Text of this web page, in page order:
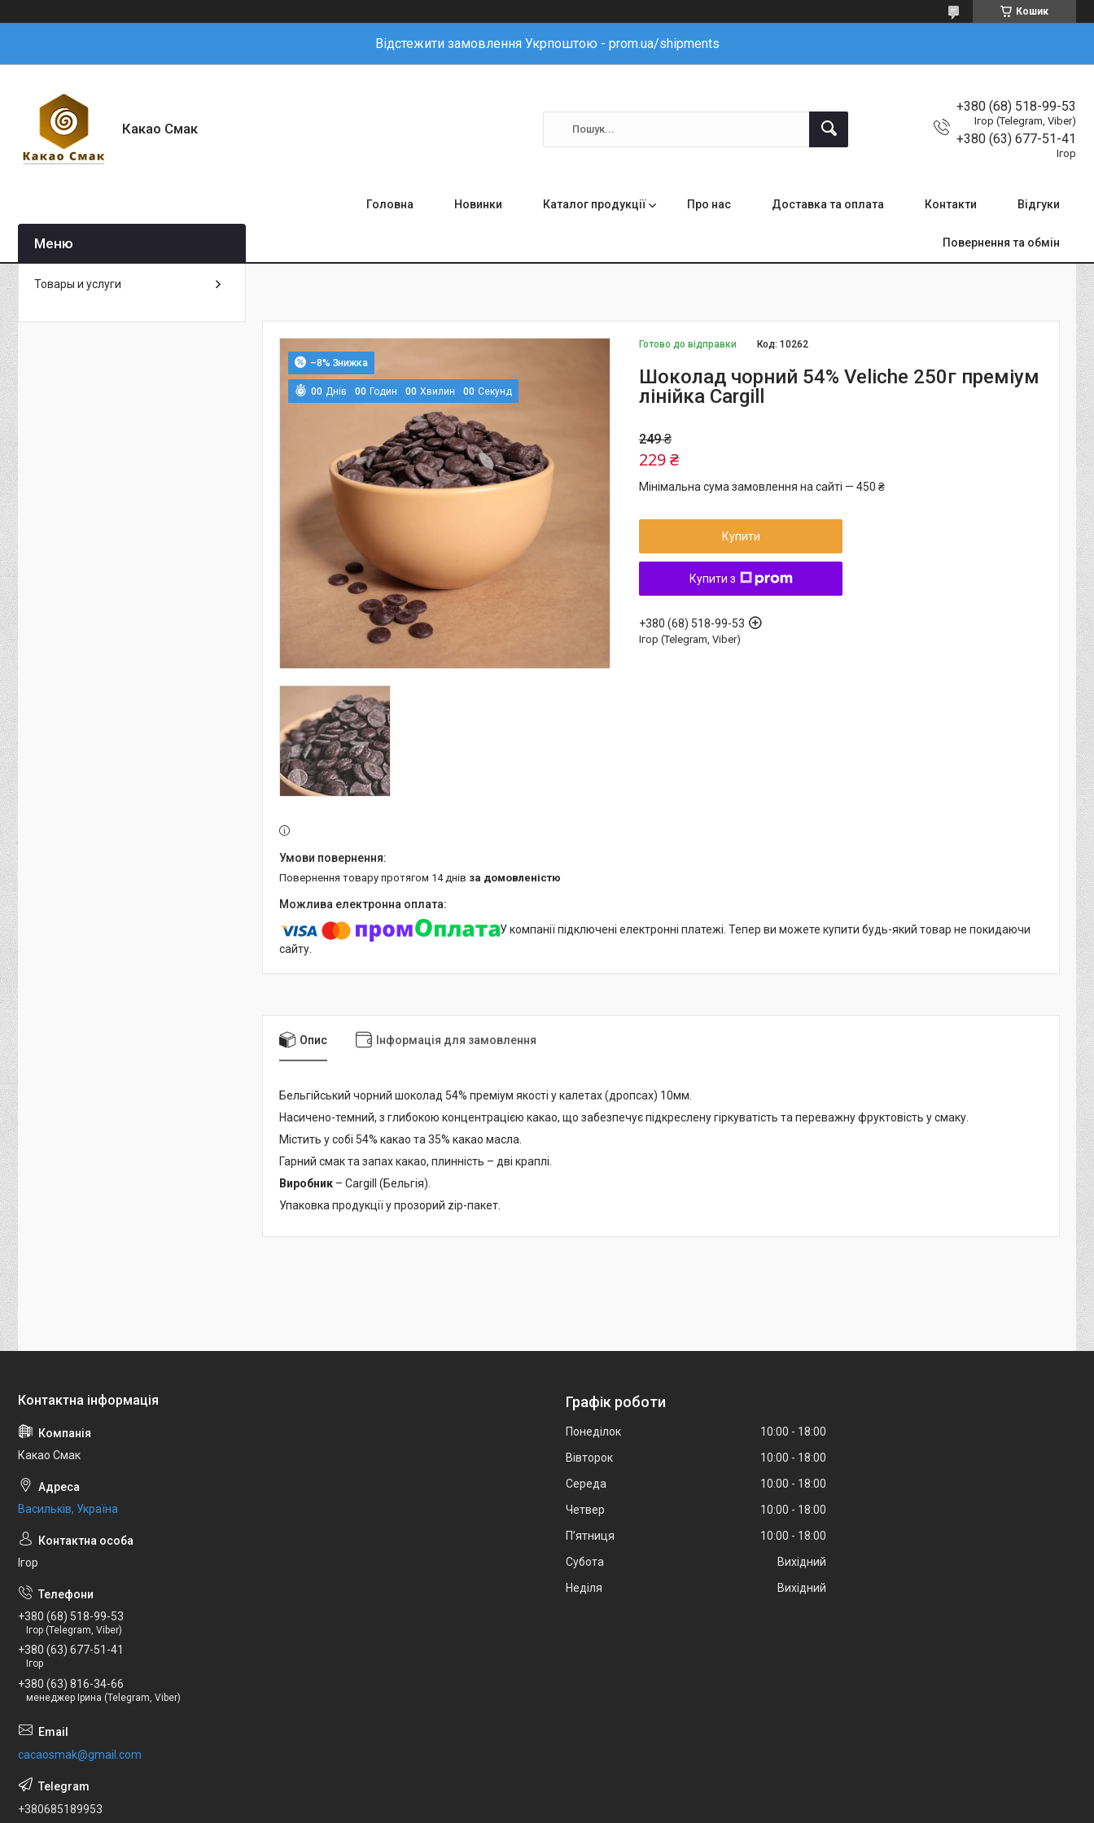
Кошик
Відстежити замовлення Укрпоштою - prom.ua/shipments
Какао Смак
+380 (68) 518-99-53
Ігор (Telegram, Viber)
+380 (63) 677-51-41
Ігор
Головна Новинки Каталог продукції Про нас Доставка та оплата Контакти Відгуки
Повернення та обмін
–8%
00 Днів 00 Годин 00 Хвилин 00 Секунд
Готово до відправки Код:10262
Шоколад чорний 54% Veliche 250г преміум
лінійка Cargill
249 ₴
229 ₴
Мінімальна сума замовлення на сайті — 450 ₴
Купити
Купити з
+380 (68) 518-99-53
Ігор (Telegram, Viber)
повернення товару протягом 14 днів за домовленістю
У компанії підключені електронні платежі. Тепер ви можете купити будь-який товар не покидаючи
сайту.
Опис Інформація для замовлення
Бельгійський чорний шоколад 54% преміум якості у калетах (дропсах) 10мм.
Насичено-темний, з глибокою концентрацією какао, що забезпечує підкреслену гіркуватість та переважну фруктовість у смаку.
Містить у собі 54% какао та 35% какао масла.
Гарний смак та запах какао, плинність – дві краплі.
Виробник – Cargill (Бельгія).
Упаковка продукції у прозорий zip-пакет.
Товары и услуги
Какао Смак
Васильків, Україна
Ігор
+380 (68) 518-99-53
Ігор (Telegram, Viber)
+380 (63) 677-51-41
Ігор
+380 (63) 816-34-66
менеджер Ірина (Telegram, Viber)
cacaosmak@gmail.com
+380685189953
Графік роботи
Понеділок 10:00
18:00
Вівторок
10:00
18:00
Середа
10:00
18:00
Четвер
10:00
18:00
Пʼятниця
10:00
18:00
Субота
Вихідний
Неділя
Вихідний